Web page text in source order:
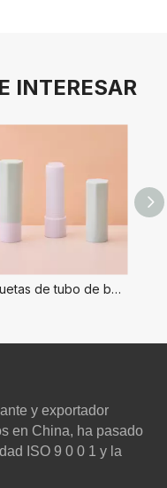
INTERESAR
Etiquetas de tubo de bálsamo labial vacías personalizadas, tamaño 4,88g
y exportador
en China, ha pasado
ISO 9 0 0 1 y la